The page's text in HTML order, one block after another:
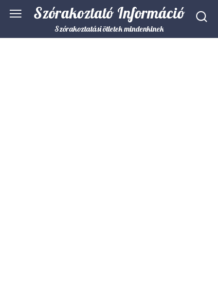
Szórakoztató Információ
Szórakoztatási ötletek mindenkinek